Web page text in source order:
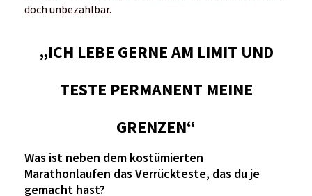
doch unbezahlbar.
„ICH LEBE GERNE AM LIMIT UND
TESTE PERMANENT MEINE
GRENZEN“
Was ist neben dem kostümierten
Marathonlaufen das Verrückteste, das du je
gemacht hast?